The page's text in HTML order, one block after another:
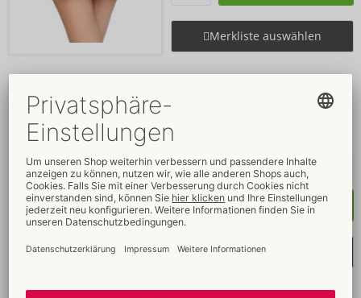
Merkliste auswählen
Black Level
UVP:
Kaufen
Merkliste auswählen